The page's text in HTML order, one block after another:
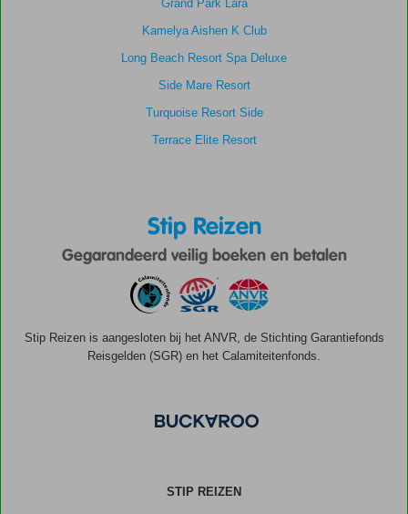
Grand Park Lara
Kamelya Aishen K Club
Long Beach Resort Spa Deluxe
Side Mare Resort
Turquoise Resort Side
Terrace Elite Resort
Stip Reizen
Gegarandeerd veilig boeken en betalen
Stip Reizen is aangesloten bij het ANVR, de Stichting Garantiefonds
Reisgelden (SGR) en het Calamiteitenfonds.
STIP REIZEN